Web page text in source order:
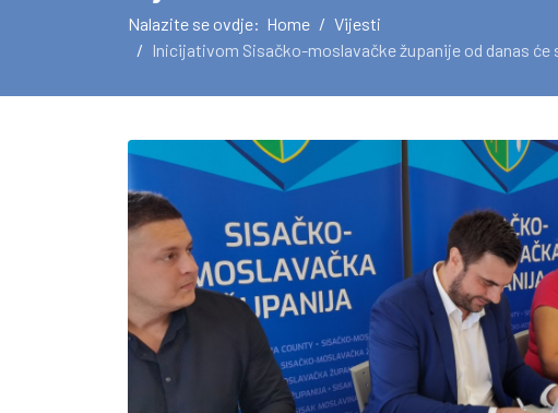
Nalazite se ovdje: Home
Vijesti
Inicijativom Sisačko-moslavačke županije od danas